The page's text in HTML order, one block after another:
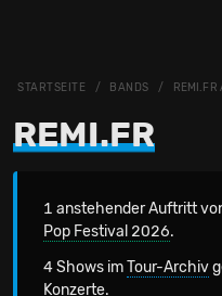
STARTSEITE BANDS REMI.FR
REMI.FR
1 anstehender Auftritt
Pop Festival 2026.
4 Shows imTour-Archiv
Konzerte.